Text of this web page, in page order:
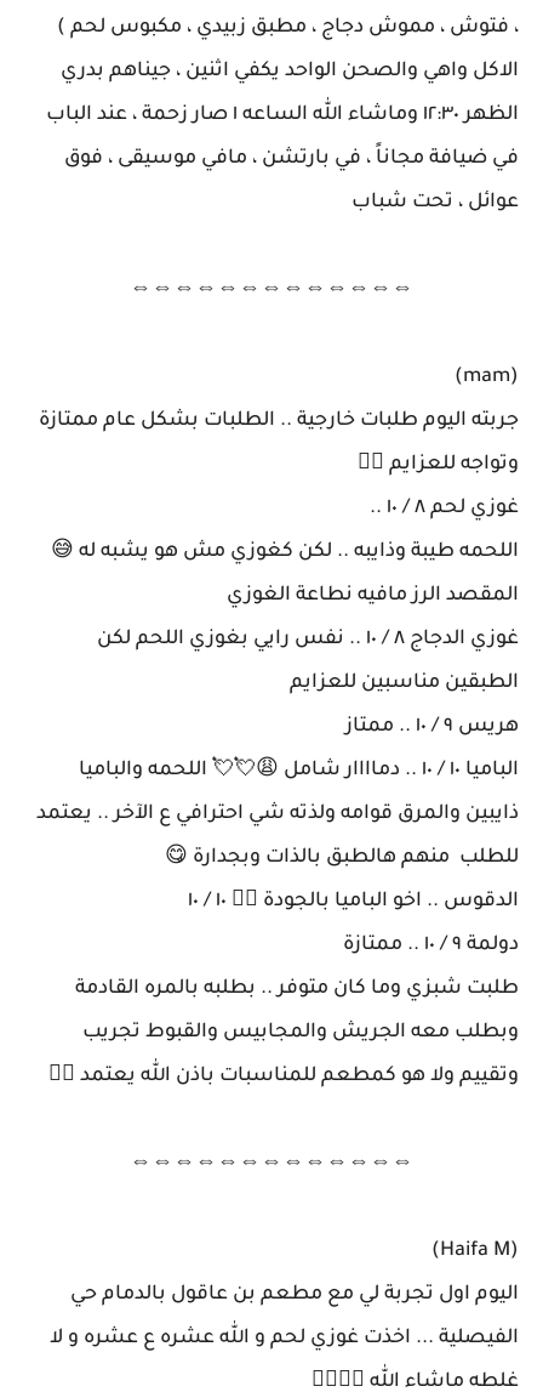
، فتوش ، مموش دجاج ، مطبق زبيدي ، مكبوس لحم )
الاكل واهي والصحن الواحد يكفي اثنين ، جيناهم بدري
الظهر ١٢:٣٠ وماشاء الله الساعه ١ صار زحمة ، عند الباب
في ضيافة مجاناً ، في بارتشن ، مافي موسيقى ، فوق
عوائل ، تحت شباب
⇔⇔⇔⇔⇔⇔⇔⇔⇔⇔⇔⇔⇔
(mam)
جربته اليوم طلبات خارجية .. الطلبات بشكل عام ممتازة
وتواجه للعزايم 👍🏻
غوزي لحم ٨ / ١٠ ..
اللحمه طيبة وذايبه .. لكن كغوزي مش هو يشبه له 😅
المقصد الرز مافيه نطاعة الغوزي
غوزي الدجاج ٨ / ١٠ .. نفس رايي بغوزي اللحم لكن
الطبقين مناسبين للعزايم
هريس ٩ / ١٠ .. ممتاز
الباميا ١٠ / ١٠ .. دماااار شامل 😩💘💘 اللحمه والباميا
ذايبين والمرق قوامه ولذته شي احترافي ع الآخر .. يعتمد
للطلب منهم هالطبق بالذات وبجدارة 😋
الدقوس .. اخو الباميا بالجودة 👌🏻 ١٠ / ١٠
دولمة ٩ / ١٠ .. ممتازة
طلبت شبزي وما كان متوفر .. بطلبه بالمره القادمة
وبطلب معه الجريش والمجابيس والقبوط تجريب
وتقييم ولا هو كمطعم للمناسبات باذن الله يعتمد 👍🏻
⇔⇔⇔⇔⇔⇔⇔⇔⇔⇔⇔⇔⇔
(Haifa M)
اليوم اول تجربة لي مع مطعم بن عاقول بالدمام حي
الفيصلية ... اخذت غوزي لحم و الله عشره ع عشره و لا
غلطه ماشاء الله 👍🏻👍🏻